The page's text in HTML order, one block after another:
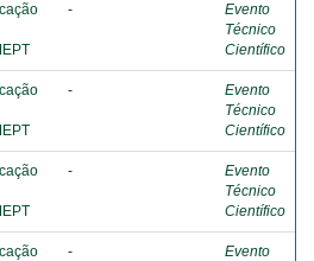
-
Evento
Técnico
Científico
-
Evento
Técnico
Científico
-
Evento
Técnico
Científico
-
Evento